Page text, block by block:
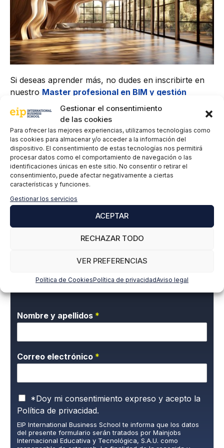
Gestionar el consentimiento
de las cookies
Para ofrecer las mejores experiencias, utilizamos tecnologías como
las cookies para almacenar y/o acceder a la información del
dispositivo. El consentimiento de estas tecnologías nos permitirá
procesar datos como el comportamiento de navegación o las
identificaciones únicas en este sitio. No consentir o retirar el
consentimiento, puede afectar negativamente a ciertas
características y funciones.
Gestionar los servicios
ACEPTAR
RECHAZAR TODO
VER PREFERENCIAS
Política de CookiesPolítica de privacidadAviso legal
Si deseas aprender más, no dudes en inscribirte en
nuestro Master profesional en BIM y gestión
eficiente de la Energía
Nicolás Jofré
al día de todas las novedades
Nombre y apellidos *
Correo electrónico *
P
o
í
t
*Doy mi consentimiento expreso y acepto la
Política de privacidad.
EIP International Business School te informa que los datos
del presente formulario serán tratados por Mainjobs
Internacional Educativa y Tecnológica, S.A.U. como